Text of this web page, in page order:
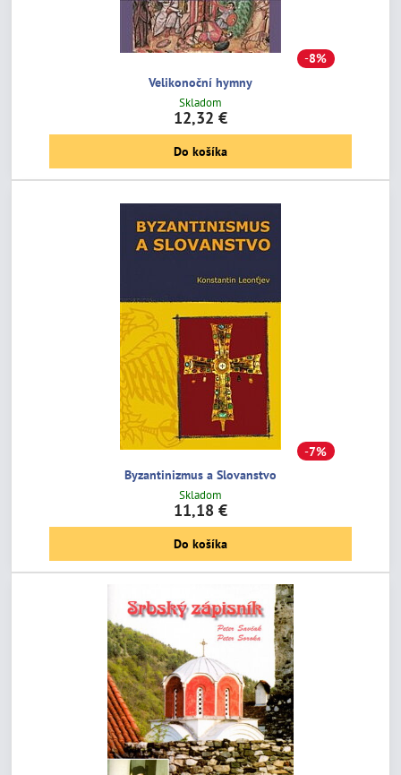
8%
Velikonoční hymny
Skladom
12,32 €
Do košíka
7%
Byzantinizmus a Slovanstvo
Skladom
11,18 €
Do košíka